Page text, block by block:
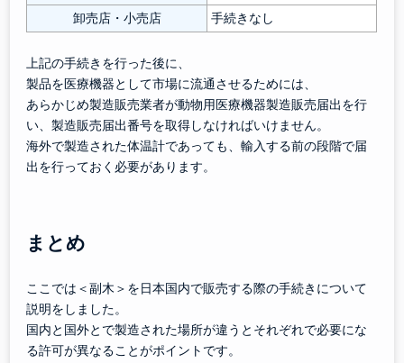
卸売店・小売店
手続きなし
上記の手続きを行った後に、
製品を医療機器として市場に流通させるためには、
あらかじめ製造販売業者が動物用医療機器製造販売届出を行
い、製造販売届出番号を取得しなければいけません。
海外で製造された体温計であっても、輸入する前の段階で届
出を行っておく必要があります。
まとめ
ここでは＜副木＞を日本国内で販売する際の手続きについて
説明をしました。
国内と国外とで製造された場所が違うとそれぞれで必要にな
る許可が異なることがポイントです。